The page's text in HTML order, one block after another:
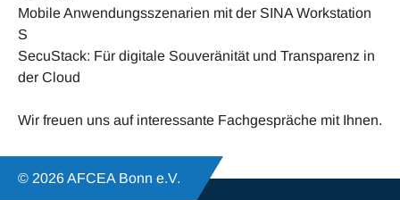
Mobile Anwendungsszenarien mit der SINA Workstation
S
SecuStack: Für digitale Souveränität und Transparenz in
der Cloud
Wir freuen uns auf interessante Fachgespräche mit Ihnen.
© 2026 AFCEA Bonn e.V.